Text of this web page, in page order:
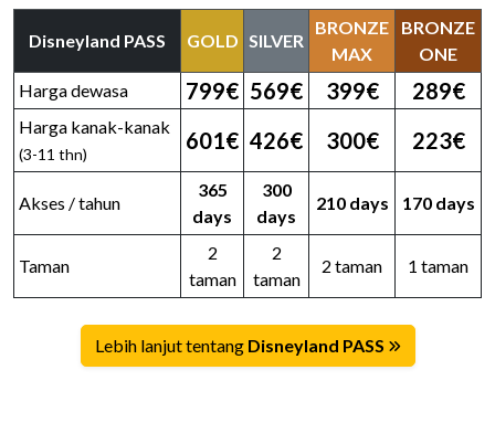
Disneyland PASS GOLD SILVER
BRONZE
MAX
BRONZE
ONE
Harga dewasa
799€ 569€ 399€ 289€
Harga kanak-kanak
(3-11 thn)
601€ 426€ 300€ 223€
Akses / tahun
365
days
300
days
210 days 170 days
Taman
2
taman
2
taman
2 taman 1 taman
Lebih lanjut tentang Disneyland PASS